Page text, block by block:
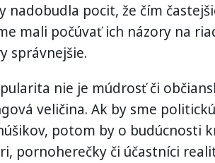
nadobudla pocit, že čím
mali počúvať ich názory na
správnejšie.
nie je múdrosť či
veličina. Ak by sme
potom by o budúcnosti
pornoherečky či účastníci